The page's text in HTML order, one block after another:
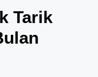
Tarik